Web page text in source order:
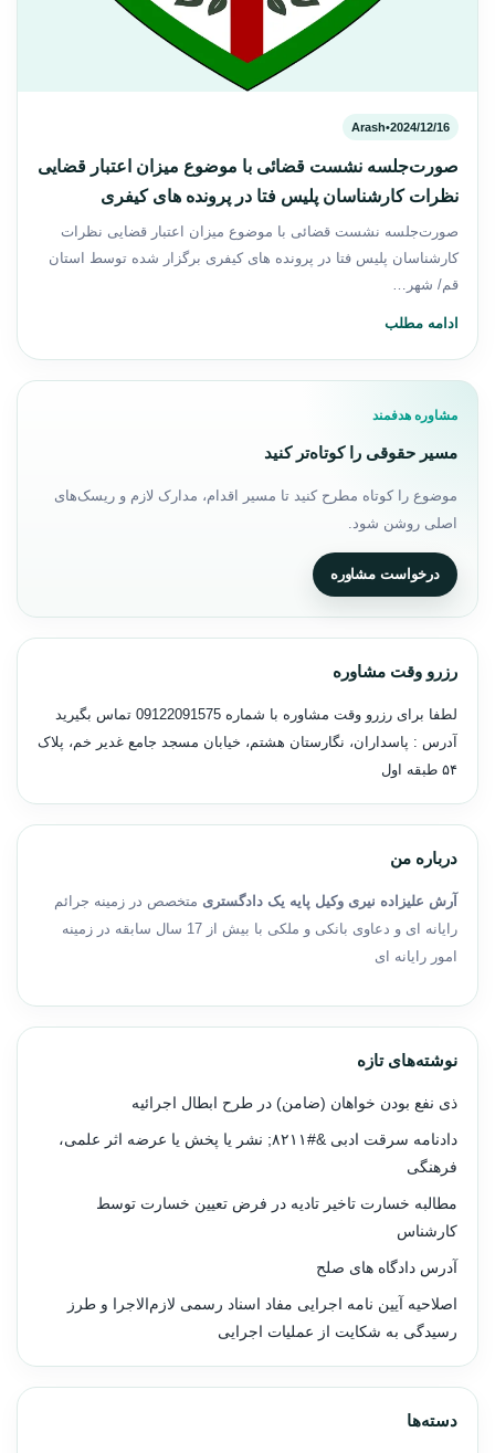
2024/12/16
•
Arash
صورت‌جلسه نشست قضائی با موضوع میزان اعتبار قضایی
نظرات کارشناسان پلیس فتا در پرونده های کیفری
صورت‌جلسه نشست قضائی با موضوع میزان اعتبار قضایی نظرات
کارشناسان پلیس فتا در پرونده های کیفری برگزار شده توسط استان
قم/ شهر…
ادامه مطلب
مشاوره هدفمند
مسیر حقوقی را کوتاه‌تر کنید
موضوع را کوتاه مطرح کنید تا مسیر اقدام، مدارک لازم و ریسک‌های
اصلی روشن شود.
درخواست مشاوره
رزرو وقت مشاوره
لطفا برای رزرو وقت مشاوره با شماره 09122091575 تماس بگیرید
آدرس : پاسداران، نگارستان هشتم، خیابان مسجد جامع غدیر خم، پلاک
۵۴ طبقه اول
درباره من
آرش علیزاده نیری وکیل پایه یک دادگستری متخصص در زمینه جرائم
رایانه ای و دعاوی بانکی و ملکی با بیش از 17 سال سابقه در زمینه
امور رایانه ای
نوشته‌های تازه
ذی نفع بودن خواهان (ضامن) در طرح ابطال اجرائیه
دادنامه سرقت ادبی &#۸۲۱۱; نشر یا پخش یا عرضه اثر علمی،
فرهنگی
مطالبه خسارت تاخیر تادیه در فرض تعیین خسارت توسط
کارشناس
آدرس دادگاه های صلح
اصلاحیه آیین نامه اجرایی مفاد اسناد رسمی لازم‌الاجرا و طرز
رسیدگی به شکایت از عملیات اجرایی
دسته‌ها